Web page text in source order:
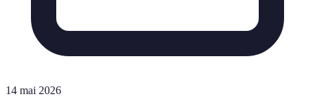
14 mai 2026